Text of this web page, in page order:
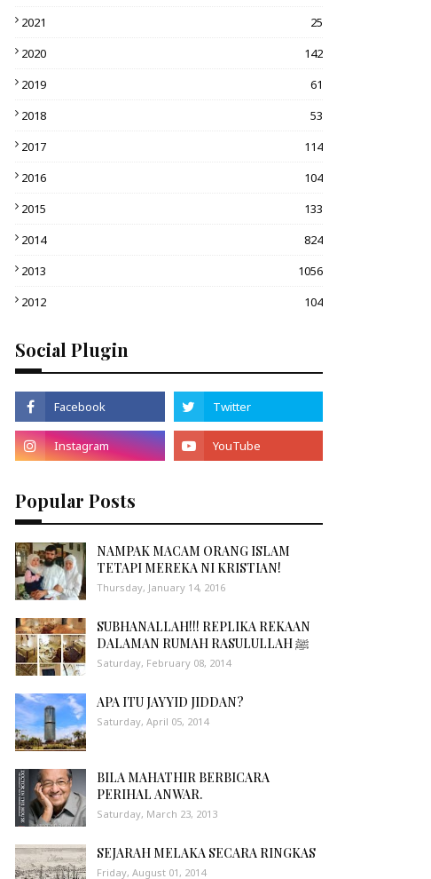
2021
25
2020
142
2019
61
2018
53
2017
114
2016
104
2015
133
2014
824
2013
1056
2012
104
Social Plugin
Popular Posts
NAMPAK MACAM ORANG ISLAM
TETAPI MEREKA NI KRISTIAN!
Thursday, January 14, 2016
SUBHANALLAH!!! REPLIKA REKAAN
DALAMAN RUMAH RASULULLAH ﷺ
Saturday, February 08, 2014
APA ITU JAYYID JIDDAN?
Saturday, April 05, 2014
BILA MAHATHIR BERBICARA
PERIHAL ANWAR.
Saturday, March 23, 2013
SEJARAH MELAKA SECARA RINGKAS
Friday, August 01, 2014